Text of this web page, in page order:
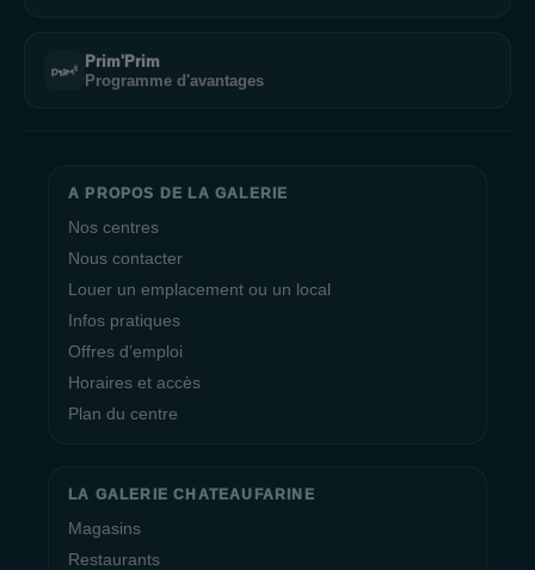
Prim'Prim
Programme d'avantages
A PROPOS DE LA GALERIE
Nos centres
Nous contacter
Louer un emplacement ou un local
Infos pratiques
Offres d’emploi
Horaires et accès
Plan du centre
LA GALERIE CHATEAUFARINE
Magasins
Restaurants